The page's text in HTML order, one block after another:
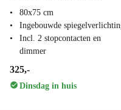
80x75 cm
Ingebouwde
Incl. 2 stopcontacten en
dimmer
325,-
Dinsdag in huis